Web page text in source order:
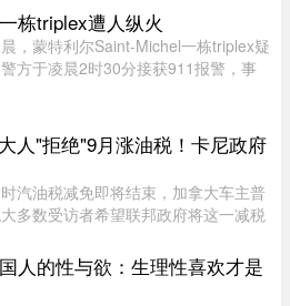
（Boucherville ...
栋triplex遭人纵火
，蒙特利尔Saint-Michel一栋triplex疑
方于凌晨2时30分接获911报警，事
初步调查显示 ...
人"拒绝"9月涨油税！卡尼政府
汽油税减免即将结束，加拿大车主普
多数受访者希望联邦政府将这一减税
新调查显示，63% 的加拿大人希望总
Carney）将 ...
人的性与欲：生理性喜欢才是